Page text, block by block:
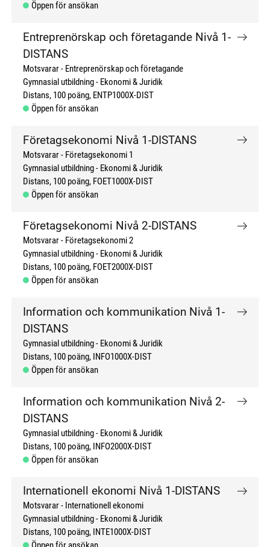
Öppen för ansökan
Entreprenörskap och företagande Nivå 1-
DISTANS
Motsvarar - Entreprenörskap och företagande
Gymnasial utbildning
Ekonomi & Juridik
Distans 100 poäng ENTP1000X-DIST
Öppen för ansökan
Företagsekonomi Nivå 1-DISTANS
Motsvarar - Företagsekonomi 1
Gymnasial utbildning
Ekonomi & Juridik
Distans 100 poäng FOET1000X-DIST
Öppen för ansökan
Företagsekonomi Nivå 2-DISTANS
Motsvarar - Företagsekonomi 2
Gymnasial utbildning
Ekonomi & Juridik
Distans 100 poäng FOET2000X-DIST
Öppen för ansökan
Information och kommunikation Nivå 1-
DISTANS
Gymnasial utbildning
Ekonomi & Juridik
Distans 100 poäng
INFO1000X-DIST
Öppen för ansökan
Information och kommunikation Nivå 2-
DISTANS
Gymnasial utbildning
Ekonomi & Juridik
Distans 100 poäng
INFO2000X-DIST
Öppen för ansökan
Internationell ekonomi Nivå 1-DISTANS
Motsvarar - Internationell ekonomi
Gymnasial utbildning
Ekonomi & Juridik
Distans 100 poäng INTE1000X-DIST